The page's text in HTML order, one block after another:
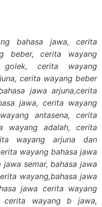
bahasa jawa, cerita
beber, cerita wayang
golek, cerita wayang
cerita wayang beber
jawa arjuna,cerita
jawa, cerita wayang
antasena, cerita
wayang adalah, cerita
wayang arjuna dan
wayang bahasa jawa
semar, bahasa jawa
wayang,bahasa jawa
jawa cerita wayang
cerita wayang b jawa,